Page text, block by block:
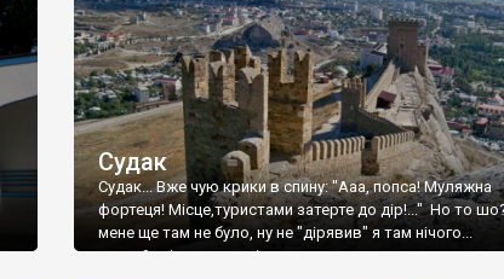
Судак
Судак... Вже чую крики в спину: "Ааа, попса! Муляжна
фортеця! Місце,туристами затерте до дір!..." Но то
мене ще там не було, ну не "дірявив" я там нічого...
принаймні до цього літа.